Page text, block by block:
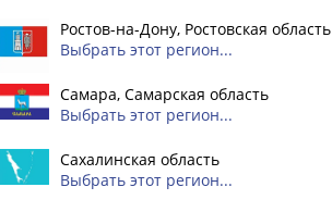
Ростов-на-Дону, Ростовская область
Выбрать этот регион...
Самара, Самарская область
Выбрать этот регион...
Сахалинская область
Выбрать этот регион...